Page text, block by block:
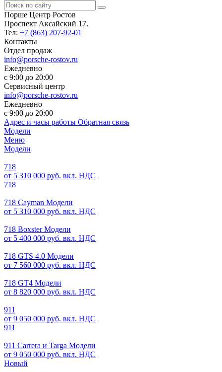
Порше Центр Ростов
Проспект Аксайский 17.
Тел: +7 (863) 207-92-01
Контакты
Отдел продаж
info@porsche-rostov.ru
Ежедневно
с 9:00 до 20:00
Сервисный центр
info@porsche-rostov.ru
Ежедневно
с 9:00 до 20:00
Адрес и часы работы Обратная связь
Модели
Меню
Модели
718
от 5 310 000 руб. вкл. НДС
718
718 Cayman Модели
от 5 310 000 руб. вкл. НДС
718 Boxster Модели
от 5 400 000 руб. вкл. НДС
718 GTS 4.0 Модели
от 7 560 000 руб. вкл. НДС
718 GT4 Модели
от 8 820 000 руб. вкл. НДС
911
от 9 050 000 руб. вкл. НДС
911
911 Carrera и Targa Модели
от 9 050 000 руб. вкл. НДС
Новый